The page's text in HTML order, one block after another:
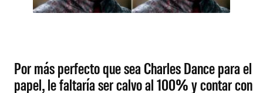
Por más perfecto que sea Charles Dance para el
papel, le faltaría ser calvo al 100% y contar con